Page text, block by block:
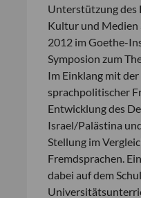
Unterstützung des
Kultur und Medien
2012 im Goethe-
Symposion zum
Im Einklang mit
sprachpolitischer
Entwicklung des
Israel/Palästina
Stellung im
Fremdsprachen.
dabei auf dem